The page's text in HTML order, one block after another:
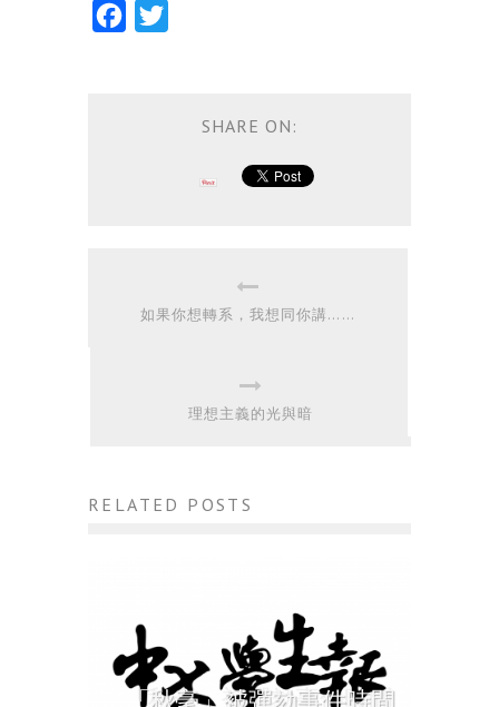
Facebook
SHARE ON:
如果你想轉系，我想同你講……
理想主義的光與暗
RELATED POSTS
「秋毫」被彈劾事件時間